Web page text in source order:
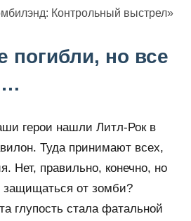
Контрольный выстрел»
погибли, но все
герои нашли Литл-Рок в
Туда принимают всех,
Нет, правильно, конечно, но
защищаться от зомби?
глупость стала фатальной